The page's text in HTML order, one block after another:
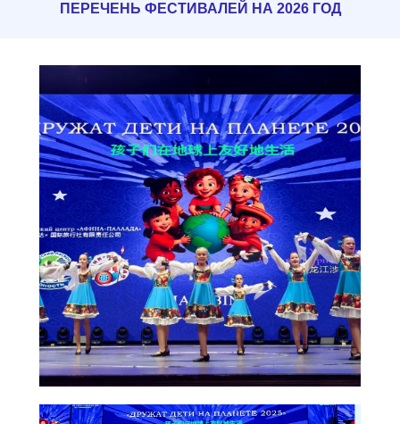
ПЕРЕЧЕНЬ ФЕСТИВАЛЕЙ НА 2026 ГОД